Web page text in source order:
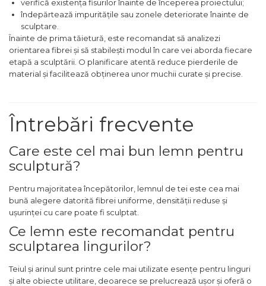
verifică existența fisurilor înainte de începerea proiectului;
îndepărtează impuritățile sau zonele deteriorate înainte de
sculptare.
Înainte de prima tăietură, este recomandat să analizezi
orientarea fibrei și să stabilești modul în care vei aborda fiecare
etapă a sculptării. O planificare atentă reduce pierderile de
material și facilitează obținerea unor muchii curate și precise.
Întrebări frecvente
Care este cel mai bun lemn pentru
sculptură?
Pentru majoritatea începătorilor, lemnul de tei este cea mai
bună alegere datorită fibrei uniforme, densității reduse și
ușurinței cu care poate fi sculptat.
Ce lemn este recomandat pentru
sculptarea lingurilor?
Teiul și arinul sunt printre cele mai utilizate esențe pentru linguri
și alte obiecte utilitare, deoarece se prelucrează ușor și oferă o